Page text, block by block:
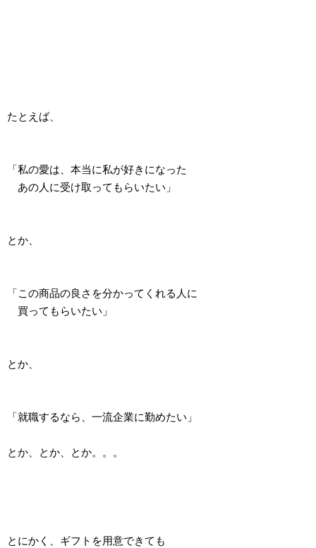
たとえば、
「私の愛は、本当に私が好きになった
あの人に受け取ってもらいたい」
とか、
「この商品の良さを分かってくれる人に
買ってもらいたい」
とか、
「就職するなら、一流企業に勤めたい」
とか、とか、とか。。。
とにかく、ギフトを用意できても